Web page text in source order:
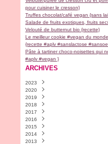
pour cuisiner le cresson}
Truffes chocolat/café vegan {sans
Salade de fruits exotiques, fruits
Velouté de butternut bio {recette}
Le meilleur cookie #vegan du
{recette #aplv #sanslactose
Pâte à tartiner choco-noisettes qui
#aplv #vegan }
ARCHIVES
2023
Novembre
2020
Avril
Février
Janvier
2019
Décembre
Novembre
Septembre
Août
Juillet
Mai(1)
2018
Décembre
Septembre
Juillet
Juin
Mars
2017
Décembre
Novembre
Octobre
Septembre
2016
Décembre
Novembre
Octobre
2015
Décembre
Novembre
2014
Décembre
2013